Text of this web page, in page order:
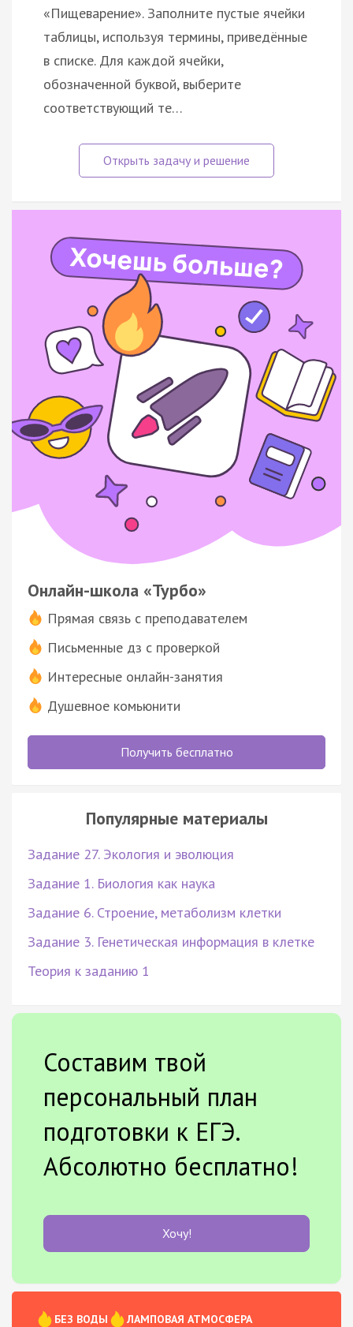
«Пищеварение». Заполните пустые ячейки
таблицы, используя термины, приведённые
в списке. Для каждой ячейки,
обозначенной буквой, выберите
соответствующий те…
Онлайн-школа «Турбо»
Прямая связь с преподавателем
Письменные дз с проверкой
Интересные онлайн-занятия
Душевное комьюнити
Получить бесплатно
Популярные материалы
Задание 27. Экология и эволюция
Задание 1. Биология как наука
Задание 6. Строение, метаболизм клетки
Задание 3. Генетическая информация в клетке
Теория к заданию 1
Составим твой
персональный план
подготовки к ЕГЭ.
Абсолютно бесплатно!
Хочу!
БЕЗ ВОДЫ
ЛАМПОВАЯ АТМОСФЕРА